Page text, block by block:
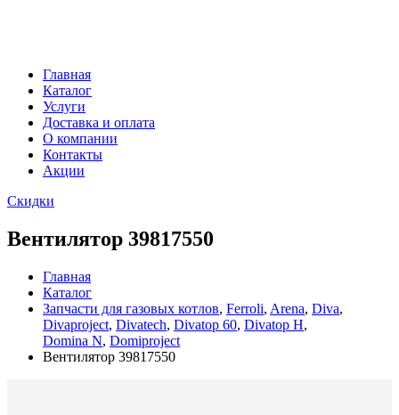
Главная
Каталог
Услуги
Доставка и оплата
О компании
Контакты
Акции
Скидки
Вентилятор 39817550
Главная
Каталог
Запчасти для газовых котлов, Ferroli, Arena, Diva,
Divaproject, Divatech, Divatop 60, Divatop H,
Domina N, Domiproject
Вентилятор 39817550